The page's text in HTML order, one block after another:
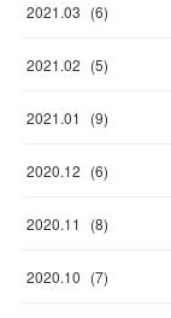
2021.03 (6)
2021.02 (5)
2021.01 (9)
2020.12 (6)
2020.11 (8)
2020.10 (7)